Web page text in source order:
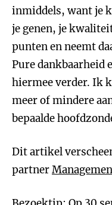
inmiddels, want je
je genen, je
punten en neemt
Pure dankbaarheid
hiermee verder. Ik
meer of mindere
bepaalde
Dit artikel
partner